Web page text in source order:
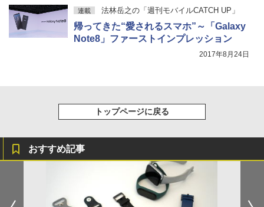
連載 法林岳之の「週刊モバイルCATCH UP」
帰ってきた“愛されるスマホ”～「Galaxy
Note8」ファーストインプレッション
2017年8月24日
トップページに戻る
おすすめ記事